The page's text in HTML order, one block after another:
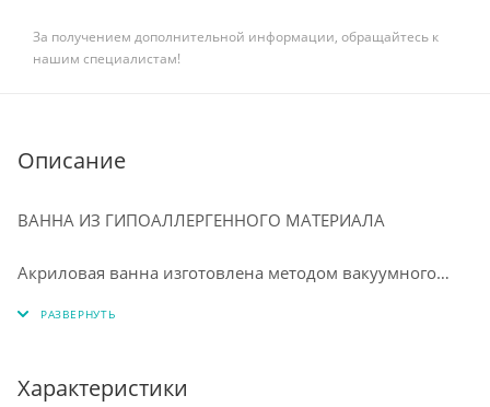
За получением дополнительной информации, обращайтесь к
нашим специалистам!
Описание
ВАННА ИЗ ГИПОАЛЛЕРГЕННОГО МАТЕРИАЛА
Акриловая ванна изготовлена методом вакуумного
акрилового листа ПММА. Технология производства
долговечность. Приятная на ощупь, тёплая структура
Характеристики